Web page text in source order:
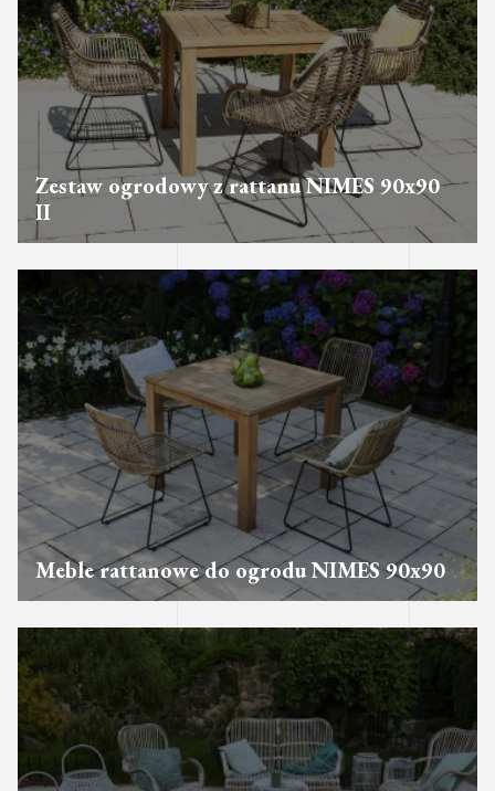
Zestaw ogrodowy z rattanu NIMES 90x90
II
Meble rattanowe do ogrodu NIMES 90x90